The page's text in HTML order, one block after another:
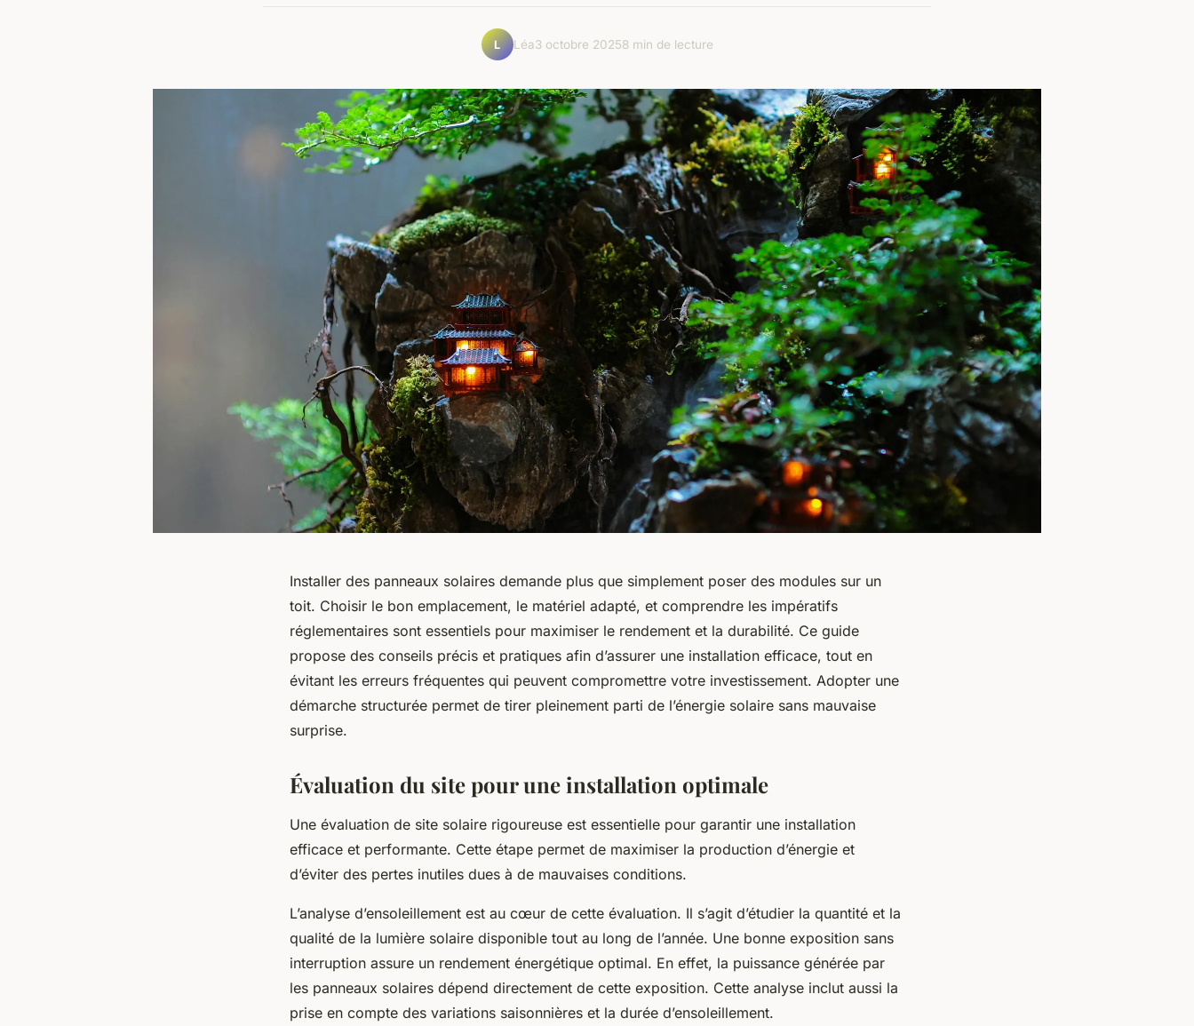
L Léa3 octobre 20258 min de lecture
Installer des panneaux solaires demande plus que simplement poser des modules sur un
toit. Choisir le bon emplacement, le matériel adapté, et comprendre les impératifs
réglementaires sont essentiels pour maximiser le rendement et la durabilité. Ce guide
propose des conseils précis et pratiques afin d’assurer une installation efficace, tout en
évitant les erreurs fréquentes qui peuvent compromettre votre investissement. Adopter une
démarche structurée permet de tirer pleinement parti de l’énergie solaire sans mauvaise
surprise.
Évaluation du site pour une installation optimale
Une évaluation de site solaire rigoureuse est essentielle pour garantir une installation
efficace et performante. Cette étape permet de maximiser la production d’énergie et
d’éviter des pertes inutiles dues à de mauvaises conditions.
L’analyse d’ensoleillement est au cœur de cette évaluation. Il s’agit d’étudier la quantité et la
qualité de la lumière solaire disponible tout au long de l’année. Une bonne exposition sans
interruption assure un rendement énergétique optimal. En effet, la puissance générée par
les panneaux solaires dépend directement de cette exposition. Cette analyse inclut aussi la
prise en compte des variations saisonnières et la durée d’ensoleillement.